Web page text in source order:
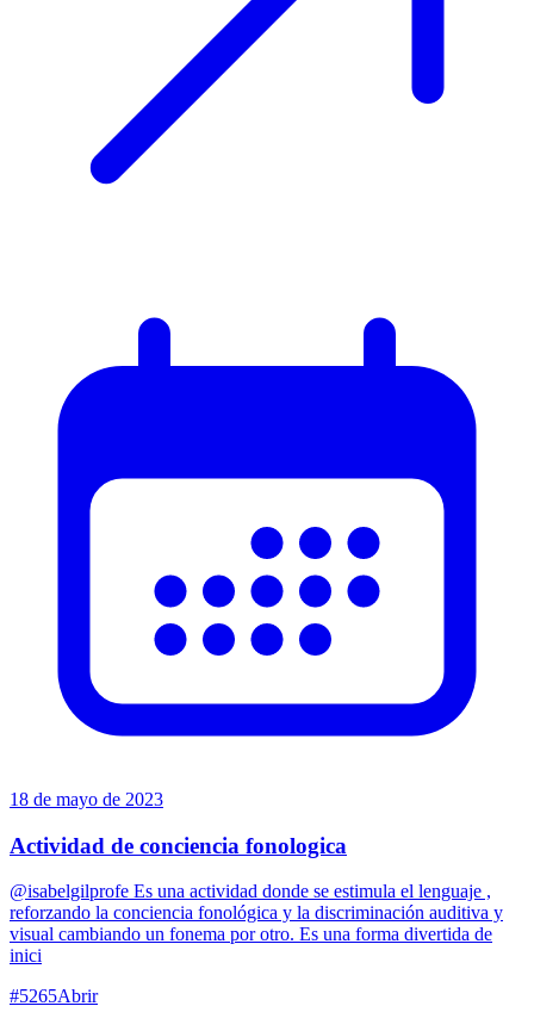
18 de mayo de 2023
Actividad de conciencia fonologica
@isabelgilprofe Es una actividad donde se estimula el lenguaje ,
reforzando la conciencia fonológica y la discriminación auditiva y
visual cambiando un fonema por otro. Es una forma divertida de
inici
#5265Abrir